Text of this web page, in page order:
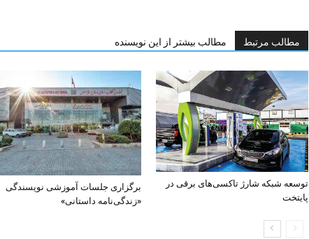
مطالب مرتبط مطالب بیشتر از این نویسنده
برگزاری جلسات آموزشی نویسندگی
«زندگی‌نامه داستانی»
توسعه شبکه شارژ تاکسی‌های برقی در
پایتخت